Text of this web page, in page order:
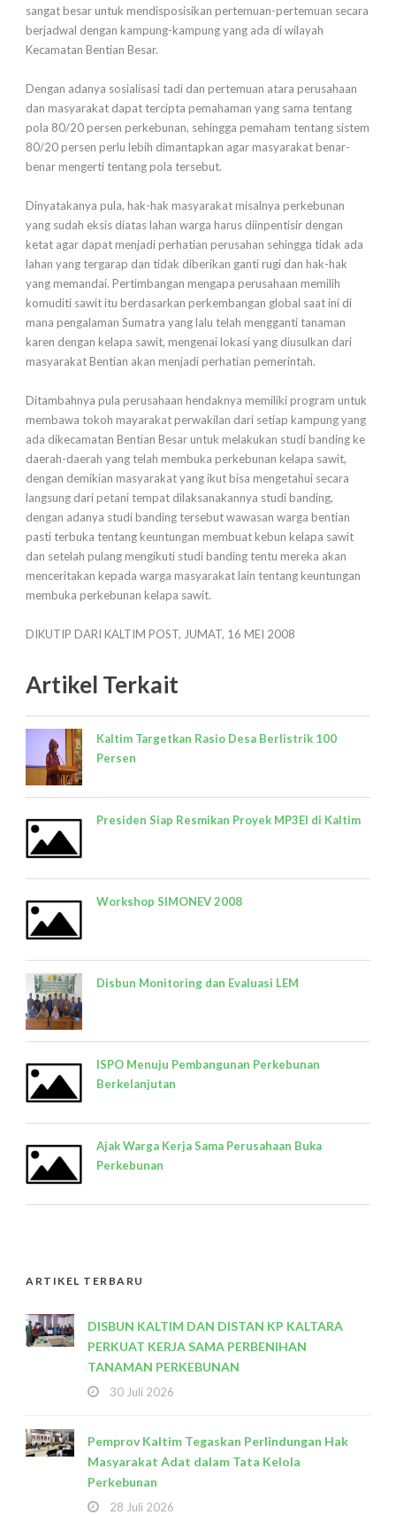
sangat besar untuk mendisposisikan pertemuan-pertemuan secara
berjadwal dengan kampung-kampung yang ada di wilayah
Kecamatan Bentian Besar.
Dengan adanya sosialisasi tadi dan pertemuan atara perusahaan
dan masyarakat dapat tercipta pemahaman yang sama tentang
pola 80/20 persen perkebunan, sehingga pemaham tentang sistem
80/20 persen perlu lebih dimantapkan agar masyarakat benar-
benar mengerti tentang pola tersebut.
Dinyatakanya pula, hak-hak masyarakat misalnya perkebunan
yang sudah eksis diatas lahan warga harus diinpentisir dengan
ketat agar dapat menjadi perhatian perusahan sehingga tidak ada
lahan yang tergarap dan tidak diberikan ganti rugi dan hak-hak
yang memandai. Pertimbangan mengapa perusahaan memilih
komuditi sawit itu berdasarkan perkembangan global saat ini di
mana pengalaman Sumatra yang lalu telah mengganti tanaman
karen dengan kelapa sawit, mengenai lokasi yang diusulkan dari
masyarakat Bentian akan menjadi perhatian pemerintah.
Ditambahnya pula perusahaan hendaknya memiliki program untuk
membawa tokoh mayarakat perwakilan dari setiap kampung yang
ada dikecamatan Bentian Besar untuk melakukan studi banding ke
daerah-daerah yang telah membuka perkebunan kelapa sawit,
dengan demikian masyarakat yang ikut bisa mengetahui secara
langsung dari petani tempat dilaksanakannya studi banding,
dengan adanya studi banding tersebut wawasan warga bentian
pasti terbuka tentang keuntungan membuat kebun kelapa sawit
dan setelah pulang mengikuti studi banding tentu mereka akan
menceritakan kepada warga masyarakat lain tentang keuntungan
membuka perkebunan kelapa sawit.
DIKUTIP DARI KALTIM POST, JUMAT, 16 MEI 2008
Artikel Terkait
Kaltim Targetkan Rasio Desa Berlistrik 100
Persen
Presiden Siap Resmikan Proyek MP3EI di Kaltim
Workshop SIMONEV 2008
Disbun Monitoring dan Evaluasi LEM
ISPO Menuju Pembangunan Perkebunan
Berkelanjutan
Ajak Warga Kerja Sama Perusahaan Buka
Perkebunan
ARTIKEL TERBARU
DISBUN KALTIM DAN DISTAN KP KALTARA
PERKUAT KERJA SAMA PERBENIHAN
TANAMAN PERKEBUNAN
30 Juli 2026
Pemprov Kaltim Tegaskan Perlindungan Hak
Masyarakat Adat dalam Tata Kelola
Perkebunan
28 Juli 2026